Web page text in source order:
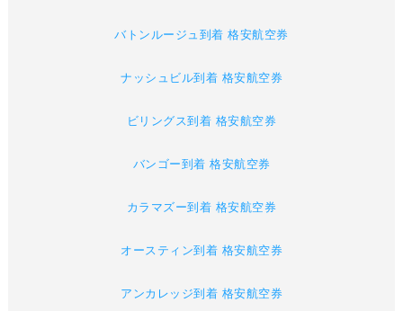
バトンルージュ到着 格安航空券
ナッシュビル到着 格安航空券
ビリングス到着 格安航空券
バンゴー到着 格安航空券
カラマズー到着 格安航空券
オースティン到着 格安航空券
アンカレッジ到着 格安航空券